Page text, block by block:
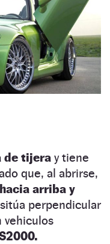
de tijera y tiene
que, al abrirse,
arriba y
perpendicular
vehiculos